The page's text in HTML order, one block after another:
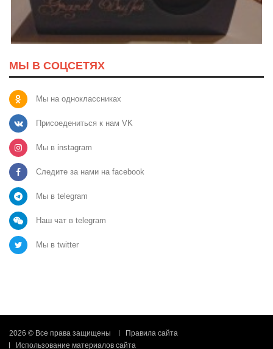
МЫ В СОЦСЕТЯХ
Мы на одноклассниках
Присоедениться к нам VK
Мы в instagram
Следите за нами на facebook
Мы в telegram
Наш чат в telegram
Мы в twitter
2026 © Все права защищены
Правила сайта
Использование материалов сайта